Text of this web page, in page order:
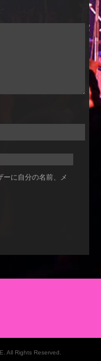
ーに自分の名前、メ
All Rights Reserved.